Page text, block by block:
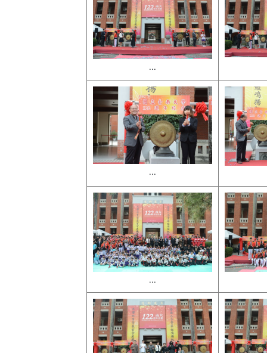
...
...
...